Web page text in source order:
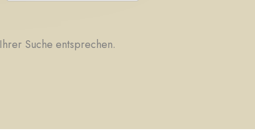
Suche entsprechen.